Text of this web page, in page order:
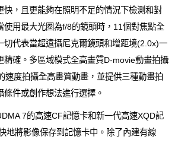
快，且更能夠在照明不足的情況下檢測和對
使用最大光圈為f/8的鏡頭時，11個對焦點全
切代表當超遠攝尼克爾鏡頭和增距境(2.0x)一
精確。多區域模式全高畫質D-movie動畫拍攝
速度拍攝全高畫質動畫，並提供三種動畫拍
件或創作想法進行選擇。
7的高速CF記憶卡和新一代高速XQD記
地將影像保存到記憶卡中。除了內建有線